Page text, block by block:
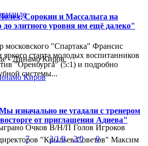
Сорокин и Массалыга на
элитного уровня им ещё далеко"
московского "Спартака" Франсис
старта молодых воспитанников
"Оренбурга" (5:1) и подробно
системы...
изначально не угадали с тренером
от приглашения Адиева"
"Крыльев Советов" Максим
- Динамо Киров
Киров
Очков В/Н/П Голов Игроков
7 2/1/0 2:0
0